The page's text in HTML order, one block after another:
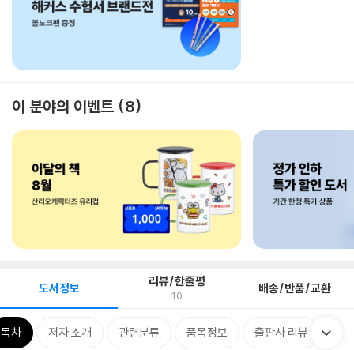
이 분야의 이벤트 8
도서정보 리뷰/한줄평
10 배송/반품/교환
목차 저자 소개 관련분류 품목정보 출판사 리뷰